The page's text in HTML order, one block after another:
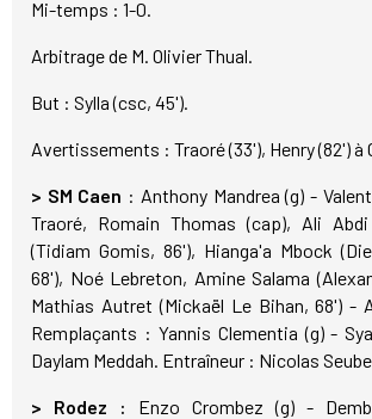
Mi-temps : 1-0.
Arbitrage de M. Olivier Thual.
But : Sylla (csc, 45').
Avertissements : Traoré (33'), Henry (82') à
> SM Caen : Anthony Mandrea (g) -
Traoré, Romain Thomas (cap), Ali
(Tidiam Gomis, 86'), Hianga'a Mbock
68'), Noé Lebreton, Amine Salama
Mathias Autret (Mickaël Le Bihan, 68') -
Remplaçants : Yannis Clementia (g) -
Daylam Meddah. Entraîneur : Nicolas Seube.
> Rodez :
Enzo Crombez (g) -